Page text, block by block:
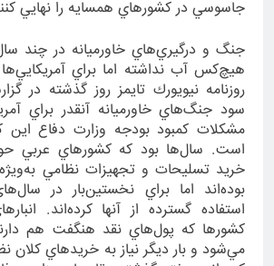
جاسوسي در كشورهاي همسايه را نهايي
جنگ و درگيري‌هاي خاورميانه در چند
هيچ‌كس آب نداشته اما براي
روزنامه نيويورك تايمز روز گذشته در
سود جنگ‌هاي خاورميانه آنقدر براي
مشكلات كمبود بودجه وزارت دفاع
است. سال‌ها بود كه كشورهاي عربي
خريد تسليحات و تجهيزات نظامي
بوده‌اند اما براي نخستين‌بار در
استفاده گسترده از آنها كرده‌اند.
كشورها كه پول‌هاي نقد هنگفت هم
مي‌شود و بار ديگر نياز به خريدهاي كلان